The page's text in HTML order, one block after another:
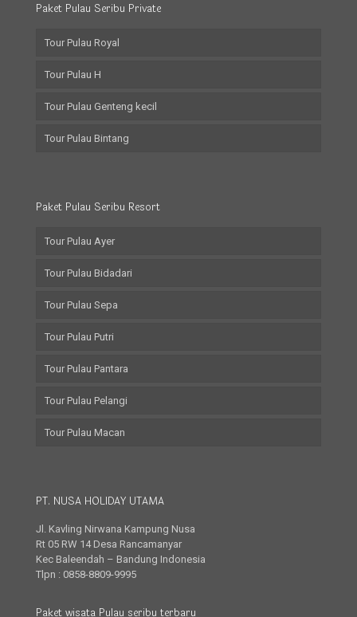
Paket Pulau Seribu Private
Tour Pulau Royal
Tour Pulau H
Tour Pulau Genteng kecil
Tour Pulau Bintang
Paket Pulau Seribu Resort
Tour Pulau Ayer
Tour Pulau Bidadari
Tour Pulau Sepa
Tour Pulau Putri
Tour Pulau Pantara
Tour Pulau Pelangi
Tour Pulau Macan
PT. NUSA HOLIDAY UTAMA
Jl. Kavling Nirwana Kampung Nusa
Rt 05 RW 14 Desa Rancamanyar
Kec Baleendah – Bandung Indonesia
Tlpn : 0858-8809-9995
Paket wisata Pulau seribu terbaru